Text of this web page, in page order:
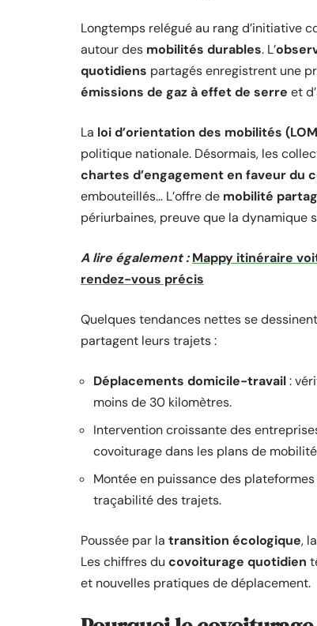
Longtemps relégué au rang d’initiative
autour des mobilités durables. L’
quotidiens partagés enregistrent une
émissions de gaz à effet de serre et
La loi d’orientation des mobilités
politique nationale. Désormais, les
chartes d’engagement en faveur du
embouteillés… L’offre de mobilité
périurbaines, preuve que la dynamique
A lire également : Mappy itinéraire
rendez-vous précis
Quelques tendances nettes se
partagent leurs trajets :
Déplacements domicile-travail:
moins de 30 kilomètres.
Intervention croissante des
covoiturage dans les plans de
Montée en puissance des
traçabilité des trajets.
Poussée par la transition écologique,
Les chiffres du covoiturage quotidien
et nouvelles pratiques de déplacement.